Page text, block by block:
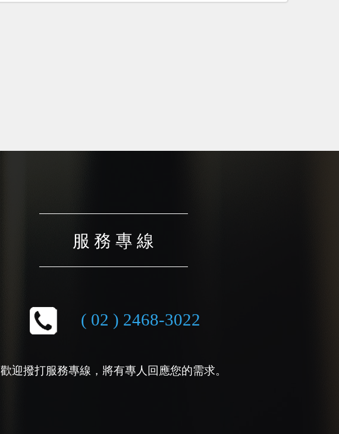
服 務 專 線
( 02 ) 2468-3022
歡迎撥打服務專線，將有專人回應您的需求。